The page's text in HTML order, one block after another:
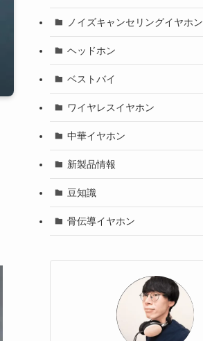
ノイズキャンセリングイヤホン
ヘッドホン
ベストバイ
ワイヤレスイヤホン
中華イヤホン
新製品情報
豆知識
骨伝導イヤホン